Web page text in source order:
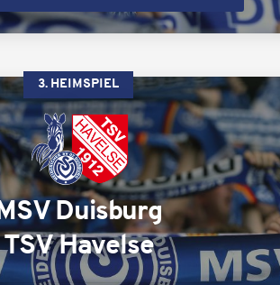
3. HEIMSPIEL
Duisburg
TSV Havelse